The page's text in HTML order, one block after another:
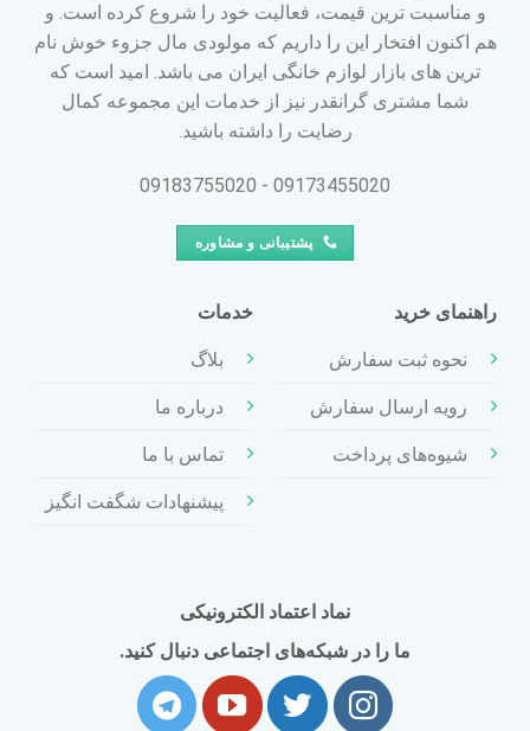
و مناسبت ترین قیمت، فعالیت خود را شروع کرده است. و
هم اکنون افتخار این را داریم که مولودی مال جزوء خوش نام
ترین های بازار لوازم خانگی ایران می باشد. امید است که
شما مشتری گرانقدر نیز از خدمات این مجموعه کمال
رضایت را داشته باشید.
09173455020 - 09183755020
پشتیبانی و مشاوره
راهنمای خرید
نحوه ثبت سفارش
رویه ارسال سفارش
شیوه‌های پرداخت
خدمات
بلاگ
درباره ما
تماس با ما
پیشنهادات شگفت انگیز
نماد اعتماد الکترونیکی
ما را در شبکه‌های اجتماعی دنبال کنید.